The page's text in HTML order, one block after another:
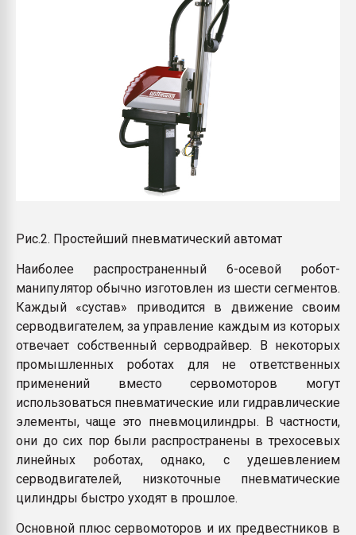
Рис.2. Простейший пневматический автомат
Наиболее распространенный 6-осевой робот-
манипулятор обычно изготовлен из шести сегментов.
Каждый «сустав» приводится в движение своим
серводвигателем, за управление каждым из которых
отвечает собственный серводрайвер. В некоторых
промышленных роботах для не ответственных
применений вместо сервомоторов могут
использоваться пневматические или гидравлические
элементы, чаще это пневмоцилиндры. В частности,
они до сих пор были распространены в трехосевых
линейных роботах, однако, с удешевлением
серводвигателей, низкоточные пневматические
цилиндры быстро уходят в прошлое.
Основной плюс сервомоторов и их предвестников в